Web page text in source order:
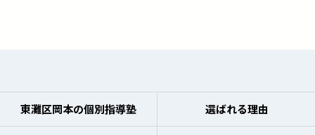
東灘区岡本の個別指導塾 選ばれる理由